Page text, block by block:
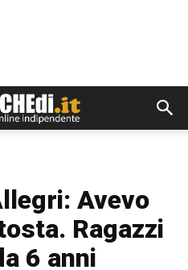
Avevo
Ragazzi
6 anni